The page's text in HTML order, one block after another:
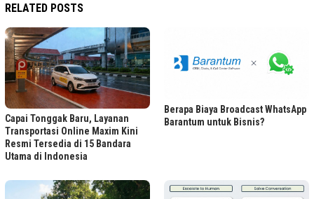
RELATED POSTS
Capai Tonggak Baru, Layanan
Transportasi Online Maxim Kini
Resmi Tersedia di 15 Bandara
Utama di Indonesia
Berapa Biaya Broadcast WhatsApp
Barantum untuk Bisnis?